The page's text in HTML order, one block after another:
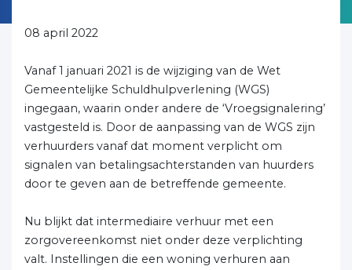
08 april 2022
Vanaf 1 januari 2021 is de wijziging van de Wet
Gemeentelijke Schuldhulpverlening (WGS)
ingegaan, waarin onder andere de ‘Vroegsignalering’
vastgesteld is. Door de aanpassing van de WGS zijn
verhuurders vanaf dat moment verplicht om
signalen van betalingsachterstanden van huurders
door te geven aan de betreffende gemeente.
Nu blijkt dat intermediaire verhuur met een
zorgovereenkomst niet onder deze verplichting
valt. Instellingen die een woning verhuren aan